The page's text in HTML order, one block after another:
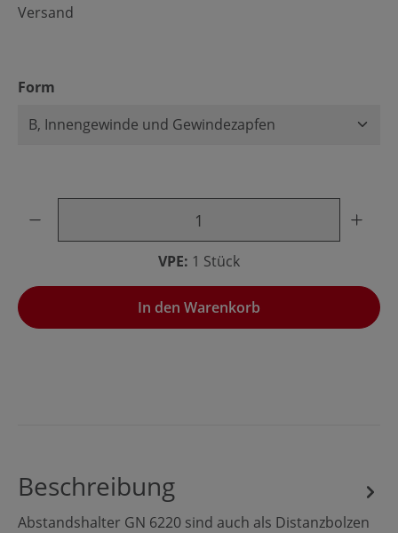
Versand
Form
VPE: 1 Stück
In den Warenkorb
Beschreibung
Abstandshalter GN 6220 sind auch als Distanzbolzen